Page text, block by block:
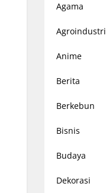
Agama
Agroindustri
Anime
Berita
Berkebun
Bisnis
Budaya
Dekorasi